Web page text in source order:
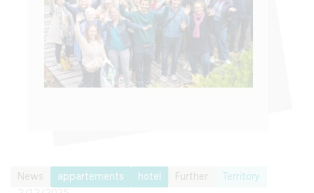
News appartements hotel Further
Territory